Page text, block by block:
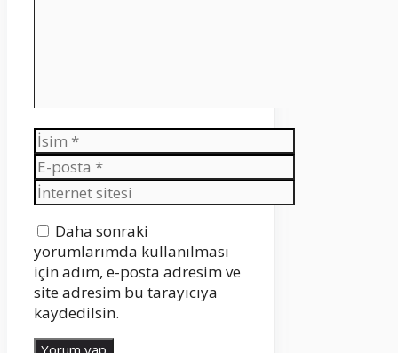
İsim
E-
posta
İnternet
sitesi
Daha sonraki
yorumlarımda kullanılması
için adım, e-posta adresim ve
site adresim bu tarayıcıya
kaydedilsin.